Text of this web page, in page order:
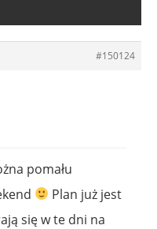
#150124
pomału
Plan już jest
się w te dni na